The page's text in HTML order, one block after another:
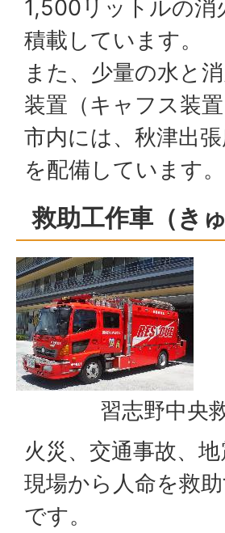
1,500リットルの
積載しています。
また、少量の水と
装置（キャフス装
市内には、秋津出
を配備しています。
救助工作車（き
習志野中央救
火災、交通事故、
現場から人命を救
です。